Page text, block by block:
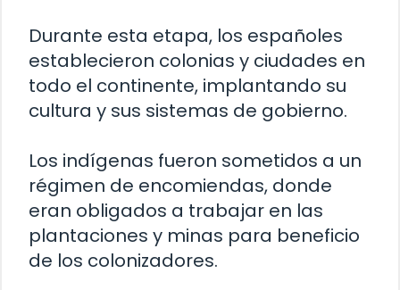
Durante esta etapa, los españoles
establecieron colonias y ciudades en
todo el continente, implantando su
cultura y sus sistemas de gobierno.
Los indígenas fueron sometidos a un
régimen de encomiendas, donde
eran obligados a trabajar en las
plantaciones y minas para beneficio
de los colonizadores.